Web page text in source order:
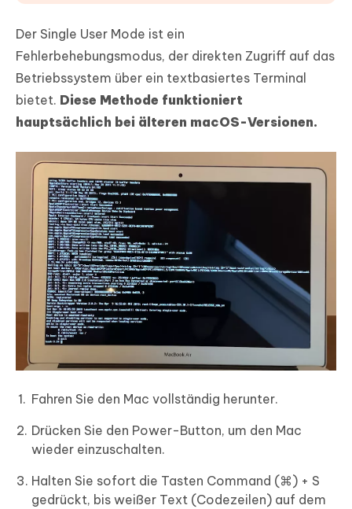
Der Single User Mode ist ein
Fehlerbehebungsmodus, der direkten Zugriff auf das
Betriebssystem über ein textbasiertes Terminal
bietet. Diese Methode funktioniert
hauptsächlich bei älteren macOS-Versionen.
Fahren Sie den Mac vollständig herunter.
Drücken Sie den Power-Button, um den Mac
wieder einzuschalten.
Halten Sie sofort die Tasten Command (⌘) + S
gedrückt, bis weißer Text (Codezeilen) auf dem